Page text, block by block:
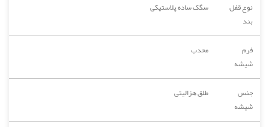
نوع قفل
بند
سگک ساده پلاستیکی
فرم
شیشه
محدب
جنس
شیشه
طلق هزالیتی